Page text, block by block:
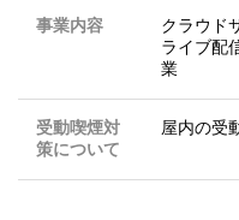
事業内容
クラウド
ライブ配
業
受動喫煙対
策について
屋内の受